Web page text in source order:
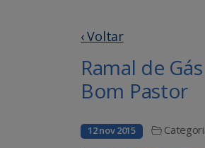
‹ Voltar
Ramal de
Bom Pastor
12 nov 2015